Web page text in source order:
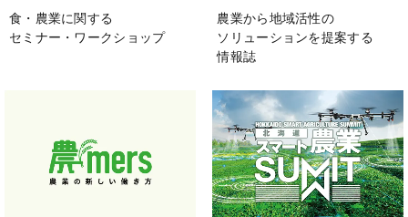
食・農業に関する
セミナー・ワークショップ
農業から地域活性の
ソリューションを提案する
情報誌